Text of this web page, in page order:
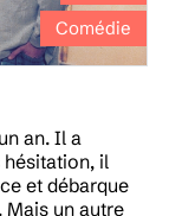
Comédie
an. Il a
hésitation, il
et débarque
Mais un autre